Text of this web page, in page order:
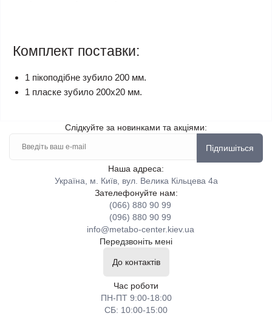
Комплект поставки:
1 пікоподібне зубило 200 мм.
1 пласке зубило 200х20 мм.
Слідкуйте за новинками та акціями:
Підпишіться
Наша адреса:
Україна, м. Київ, вул. Велика Кільцева 4а
Зателефонуйте нам:
(066) 880 90 99
(096) 880 90 99
info@metabo-center.kiev.ua
Передзвоніть мені
До контактів
Час роботи
ПН-ПТ 9:00-18:00
СБ: 10:00-15:00